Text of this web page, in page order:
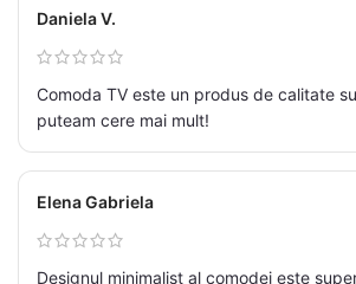
Daniela V.
Comoda TV este un produs de calitate
puteam cere mai mult!
Elena Gabriela
Designul minimalist al comodei este